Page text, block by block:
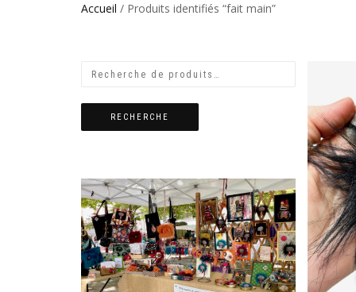
Accueil / Produits identifiés “fait main”
RECHERCHE